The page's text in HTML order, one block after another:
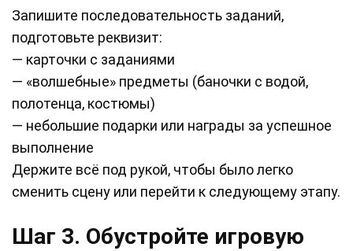
Запишите последовательность заданий,
подготовьте реквизит:
— карточки с заданиями
— «волшебные» предметы (баночки с водой,
полотенца, костюмы)
— небольшие подарки или награды за успешное
выполнение
Держите всё под рукой, чтобы было легко
сменить сцену или перейти к следующему этапу.
Шаг 3. Обустройте игровую